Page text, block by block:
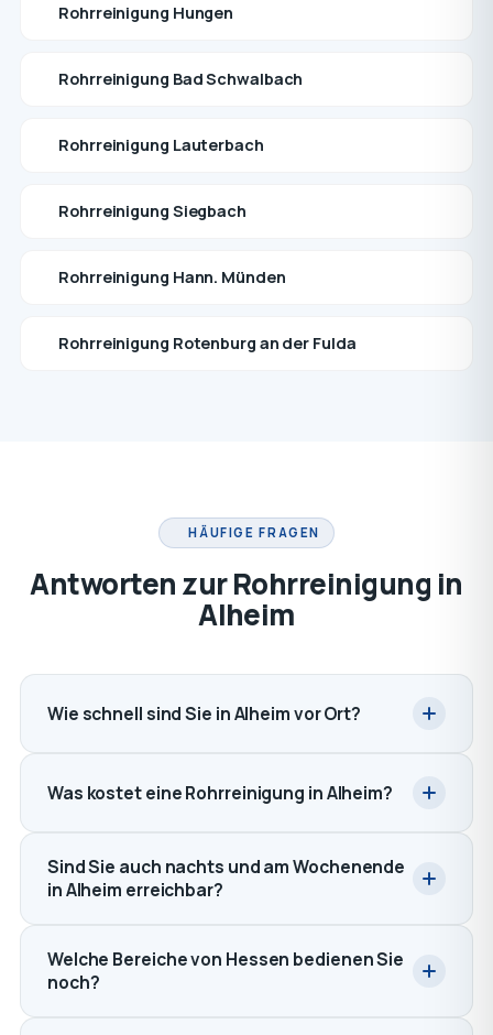
Rohrreinigung Hungen
Rohrreinigung Bad Schwalbach
Rohrreinigung Lauterbach
Rohrreinigung Siegbach
Rohrreinigung Hann. Münden
Rohrreinigung Rotenburg an der Fulda
HÄUFIGE FRAGEN
Antworten zur Rohrreinigung in
Alheim
Wie schnell sind Sie in Alheim vor Ort?
Was kostet eine Rohrreinigung in Alheim?
Sind Sie auch nachts und am Wochenende
in Alheim erreichbar?
Welche Bereiche von Hessen bedienen Sie
noch?